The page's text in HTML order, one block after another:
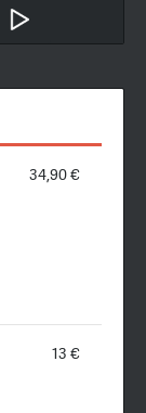
34,90 €
13 €